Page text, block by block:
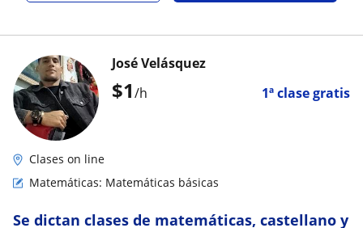
$1/h 1ª clase gratis
José Velásquez
Clases on line
Matemáticas: Matemáticas básicas
Se dictan clases de matemáticas, castellano y